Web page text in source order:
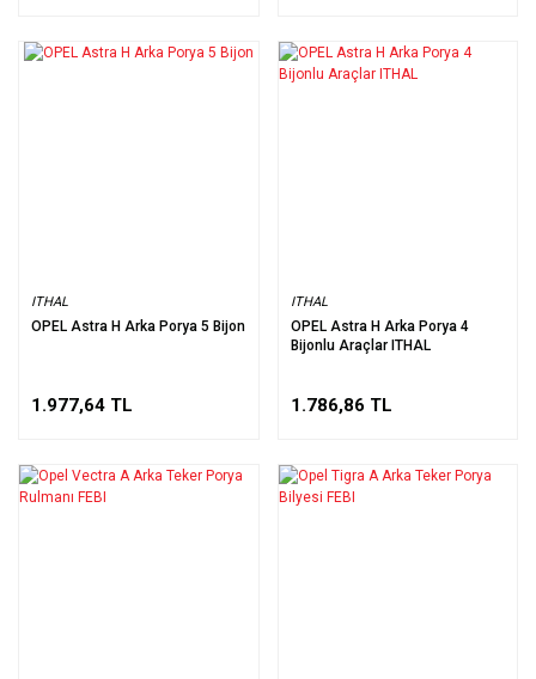
ITHAL
OPEL Astra H Arka Porya 5 Bijon
1.977,64 TL
ITHAL
OPEL Astra H Arka Porya 4
Bijonlu Araçlar ITHAL
1.786,86 TL